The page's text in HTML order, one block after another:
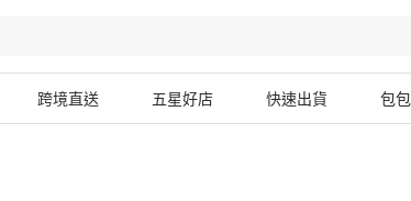
跨境直送 五星好店 快速出貨 包包